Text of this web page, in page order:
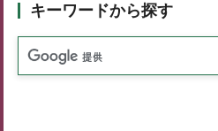
キーワードから探す